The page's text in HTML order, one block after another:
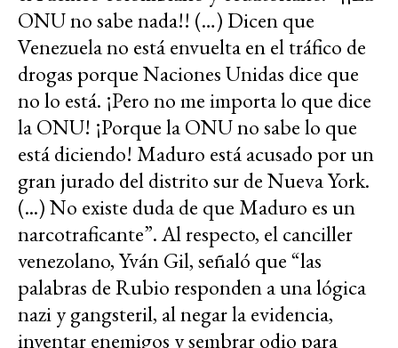
ONU no sabe nada!! (…) Dicen que
Venezuela no está envuelta en el tráfico de
drogas porque Naciones Unidas dice que
no lo está. ¡Pero no me importa lo que dice
la ONU! ¡Porque la ONU no sabe lo que
está diciendo! Maduro está acusado por un
gran jurado del distrito sur de Nueva York.
(...) No existe duda de que Maduro es un
narcotraficante”. Al respecto, el canciller
venezolano, Yván Gil, señaló que “las
palabras de Rubio responden a una lógica
nazi y gangsteril, al negar la evidencia,
inventar enemigos y sembrar odio para